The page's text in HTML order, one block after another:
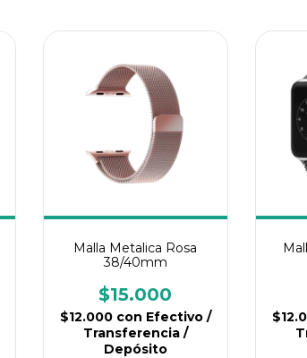
Malla Metalica Rosa
38/40mm
$15.000
$12.000 con Efectivo /
Transferencia /
Depósito